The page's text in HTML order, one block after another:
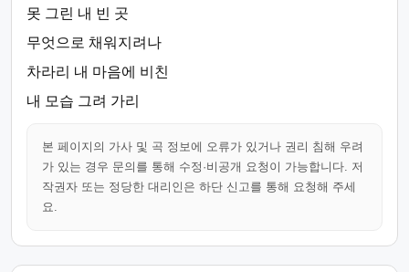
못 그린 내 빈 곳
무엇으로 채워지려나
차라리 내 마음에 비친
내 모습 그려 가리
본 페이지의 가사 및 곡 정보에 오류가 있거나 권리 침해 우려
가 있는 경우 문의를 통해 수정·비공개 요청이 가능합니다. 저
작권자 또는 정당한 대리인은 하단 신고를 통해 요청해 주세
요.